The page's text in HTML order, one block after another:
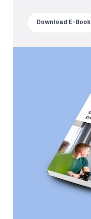
Download E-Book